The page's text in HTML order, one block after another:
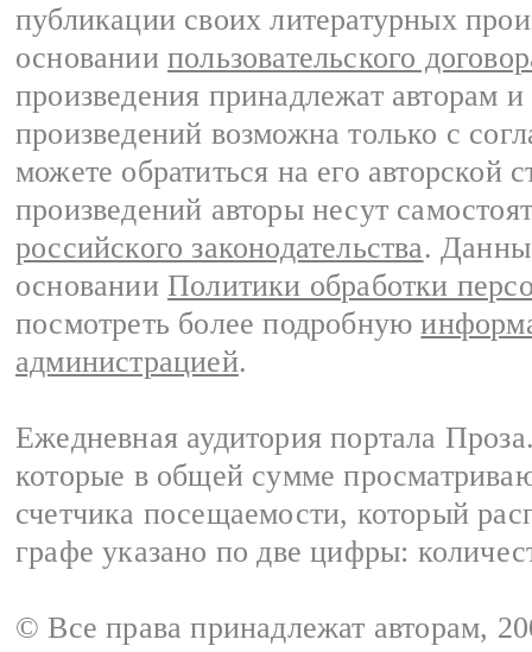
публикации своих литературных
основании пользовательского
произведения принадлежат авторам
произведений возможна только с
можете обратиться на его авторской
произведений авторы несут
российского законодательства.
основании Политики обработки
посмотреть более подробную
администрацией.
Ежедневная аудитория портала
которые в общей сумме
счетчика посещаемости, который
графе указано по две цифры:
© Все права принадлежат авторам,